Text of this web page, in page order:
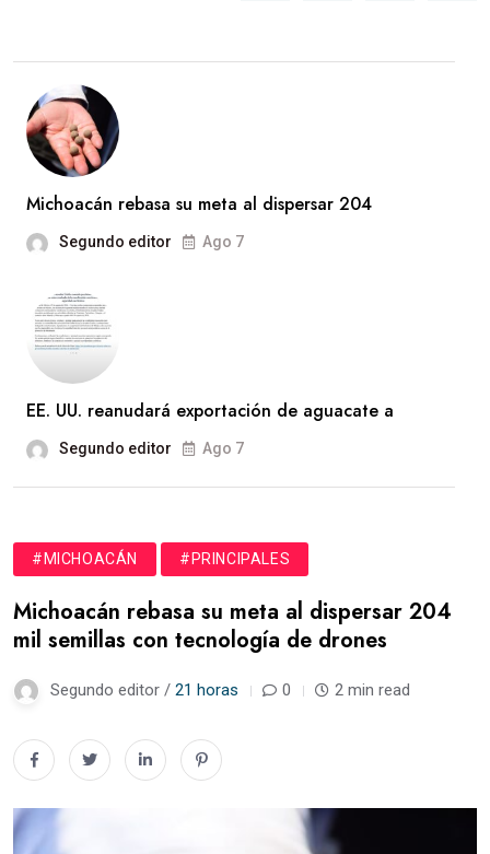
Michoacán rebasa su meta al dispersar 204
Segundo editor Ago 7
EE. UU. reanudará exportación de aguacate a
Segundo editor Ago 7
#MICHOACÁN #PRINCIPALES
Michoacán rebasa su meta al dispersar 204
mil semillas con tecnología de drones
Segundo editor / 21 horas 0 2 min read